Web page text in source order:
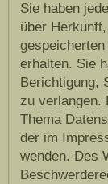
Sie haben
über
erhalten. Sie
Berichtigung,
zu verlangen.
Thema
der im
wenden. Des